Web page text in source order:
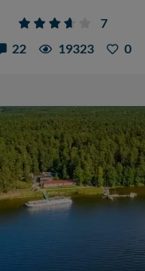
7
22
19323 0